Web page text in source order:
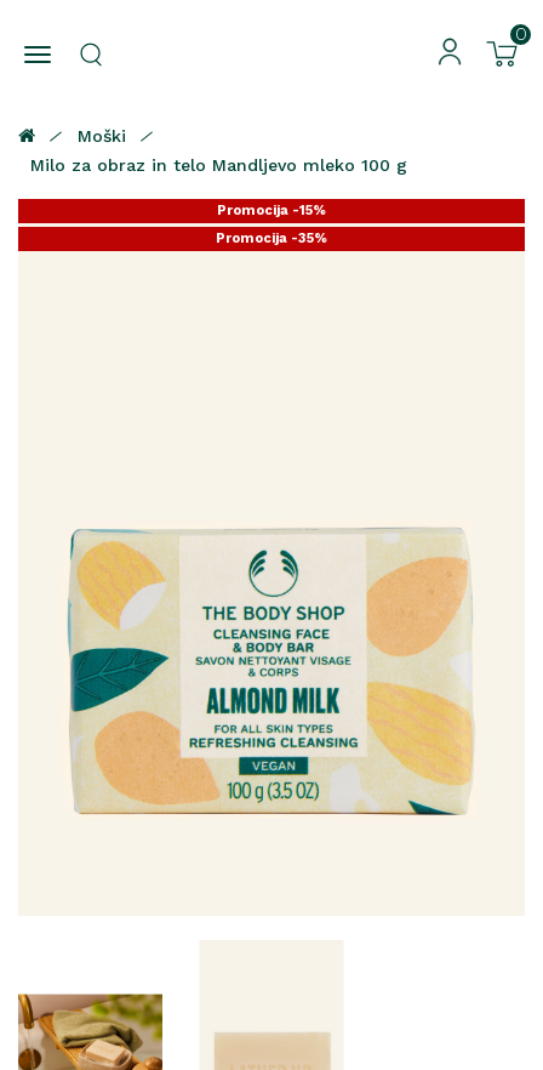
0
Moški
Milo za obraz in telo Mandljevo mleko 100 g
Promocija -15%
Promocija -25%
Promocija -35%